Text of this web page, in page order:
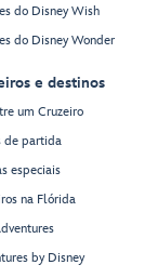
do Disney Wish
do Disney Wonder
e destinos
um Cruzeiro
de partida
especiais
na Flórida
by Disney